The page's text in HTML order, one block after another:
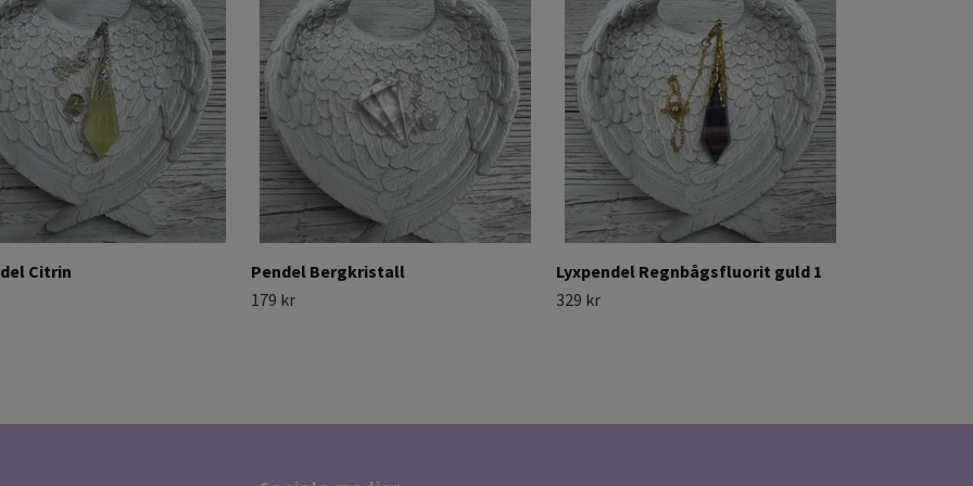
Citrin
Pendel Bergkristall
179 kr
Lyxpendel Regnbågsfluorit guld 1
329 kr